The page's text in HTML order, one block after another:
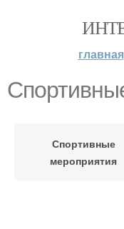
главная
Спортивные
мероприятия